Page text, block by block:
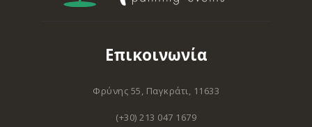
Επικοινωνία
Φρύνης 55, Παγκράτι, 11633
(+30) 213 047 1679